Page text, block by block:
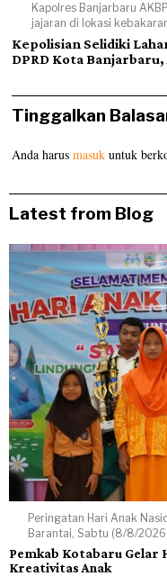
Kapolres Banjarbaru
jajaran di lokasi
Kepolisian Selidiki
DPRD Kota
Tinggalkan
Anda harusmasuk untuk
Latest from Blog
Peringatan Hari Anak
Barantai, Sabtu (8/8/
Pemkab Kotabaru Gelar
Kreativitas Anak